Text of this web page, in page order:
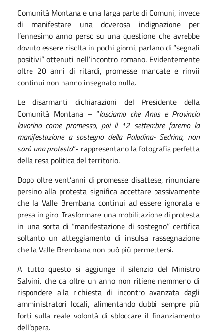
Comunità Montana e una larga parte di Comuni, invece
di manifestare una doverosa indignazione per
l’ennesimo anno perso su una questione che avrebbe
dovuto essere risolta in pochi giorni, parlano di “segnali
positivi” ottenuti nell’incontro romano. Evidentemente
oltre 20 anni di ritardi, promesse mancate e rinvii
continui non hanno insegnato nulla.
Le disarmanti dichiarazioni del Presidente della
Comunità Montana – “lasciamo che Anas e Provincia
lavorino come promesso, poi il 12 settembre faremo la
manifestazione a sostegno della Paladina- Sedrina, non
sarà una protesta”- rappresentano la fotografia perfetta
della resa politica del territorio.
Dopo oltre vent’anni di promesse disattese, rinunciare
persino alla protesta significa accettare passivamente
che la Valle Brembana continui ad essere ignorata e
presa in giro. Trasformare una mobilitazione di protesta
in una sorta di “manifestazione di sostegno” certifica
soltanto un atteggiamento di insulsa rassegnazione
che la Valle Brembana non può più permettersi.
A tutto questo si aggiunge il silenzio del Ministro
Salvini, che da oltre un anno non ritiene nemmeno di
rispondere alla richiesta di incontro avanzata dagli
amministratori locali, alimentando dubbi sempre più
forti sulla reale volontà di sbloccare il finanziamento
dell’opera.